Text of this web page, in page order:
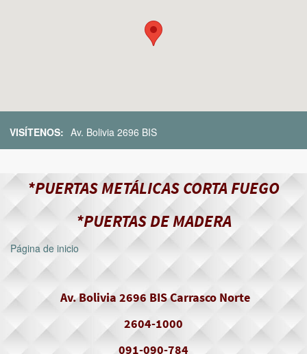
VISÍTENOS: Av. Bolivia 2696 BIS
*PUERTAS METÁLICAS CORTA FUEGO
*PUERTAS DE MADERA
Página de inicio
Av. Bolivia 2696 BIS Carrasco Norte
2604-1000
091-090-784